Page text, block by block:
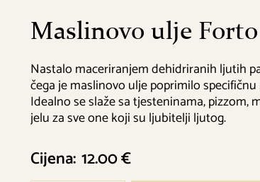
Maslinovo ulje
Nastalo maceriranjem dehidriranih ljutih
čega je maslinovo ulje poprimilo
Idealno se slaže sa tjesteninama, pizzom,
jelu za sve one koji su ljubitelji ljutog.
Cijena: 12.00 €